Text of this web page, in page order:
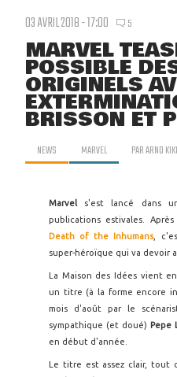
03 AVRIL 2018 - 17:00 5
MARVEL
POSSIBLE
ORIGINELS
BRISSON ET
NEWS MARVEL PARARNO
Marvel s'est lancé dans
publications estivales. Après
Death of the Inhumans,
super-héroïque qui va devoir
La Maison des Idées vient
un titre (à la forme encore
mois d'août par le
sympathique (et doué) Pepe
en début d'année.
Le titre est assez clair, tout